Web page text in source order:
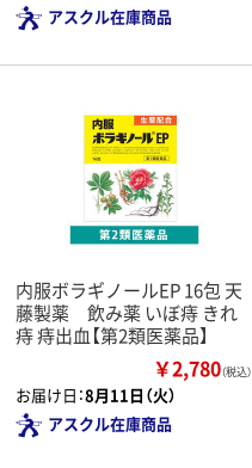
アスクル在庫商品
内服ボラギノールEP 16包 天
藤製薬 飲み薬 いぼ痔 きれ
痔 痔出血【第2類医薬品】
￥2,780（税込）
お届け日：8月11日（火）
アスクル在庫商品